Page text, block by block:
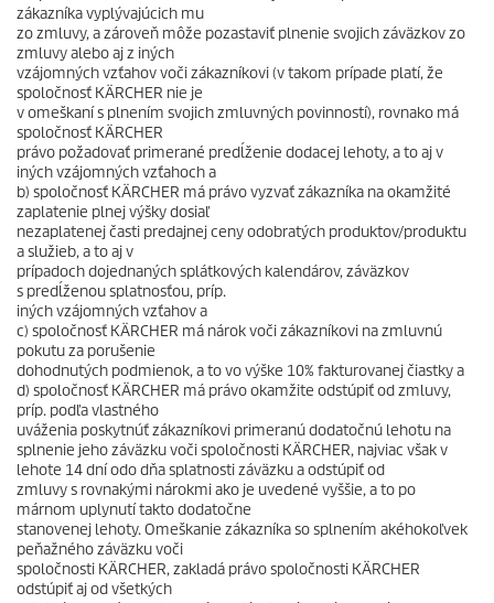
zákazníka vyplývajúcich mu
zo zmluvy, a zároveň môže pozastaviť plnenie svojich záväzkov zo
zmluvy alebo aj z iných
vzájomných vzťahov voči zákazníkovi (v takom prípade platí, že
spoločnosť KÄRCHER nie je
v omeškaní s plnením svojich zmluvných povinností), rovnako má
spoločnosť KÄRCHER
právo požadovať primerané predĺženie dodacej lehoty, a to aj v
iných vzájomných vzťahoch a
b) spoločnosť KÄRCHER má právo vyzvať zákazníka na okamžité
zaplatenie plnej výšky dosiaľ
nezaplatenej časti predajnej ceny odobratých produktov/produktu
a služieb, a to aj v
prípadoch dojednaných splátkových kalendárov, záväzkov
s predĺženou splatnosťou, príp.
iných vzájomných vzťahov a
c) spoločnosť KÄRCHER má nárok voči zákazníkovi na zmluvnú
pokutu za porušenie
dohodnutých podmienok, a to vo výške 10% fakturovanej čiastky a
d) spoločnosť KÄRCHER má právo okamžite odstúpiť od zmluvy,
príp. podľa vlastného
uváženia poskytnúť zákazníkovi primeranú dodatočnú lehotu na
splnenie jeho záväzku voči spoločnosti KÄRCHER, najviac však v
lehote 14 dní odo dňa splatnosti záväzku a odstúpiť od
zmluvy s rovnakými nárokmi ako je uvedené vyššie, a to po
márnom uplynutí takto dodatočne
stanovenej lehoty. Omeškanie zákazníka so splnením akéhokoľvek
peňažného záväzku voči
spoločnosti KÄRCHER, zakladá právo spoločnosti KÄRCHER
odstúpiť aj od všetkých